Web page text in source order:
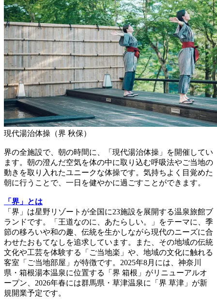
現代湯治体操（界 秋保）
界の全施設で、朝の時間に、「現代湯治体操」を開催してい
ます。朝の澄んだ空気を体の中に取り込む呼吸法やご当地の
動きを取り入れたユニークな体操です。気持ちよく目覚めた
朝に行うことで、一日を健やかに過ごすことができます。
「界」とは
「界」は星野リゾートが全国に23施設を展開する温泉旅館ブ
ランドです。「王道なのに、あたらしい。」をテーマに、季
節の移ろいや和の趣、伝統を生かしながら現代のニーズに合
わせたおもてなしを追求しています。また、その地域の伝統
文化や工芸を体験する「ご当地楽」や、地域の文化に触れる
客室「ご当地部屋」が特徴です。2025年8月には、神奈川
県・箱根湯本温泉に位置する「界 箱根」がリニューアルオ
ープン、2026年春には群馬県・草津温泉に「界 草津」が新
規開業予定です。